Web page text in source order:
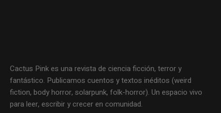
Cactus Pink es una revista de ciencia ficción, terror y
fantástico. Publicamos cuentos y textos inéditos (weird
fiction, body horror, solarpunk, folk-horror). Un espacio vivo
para leer, escribir y crecer en comunidad.